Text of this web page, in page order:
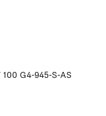
100 G4-945-S-AS